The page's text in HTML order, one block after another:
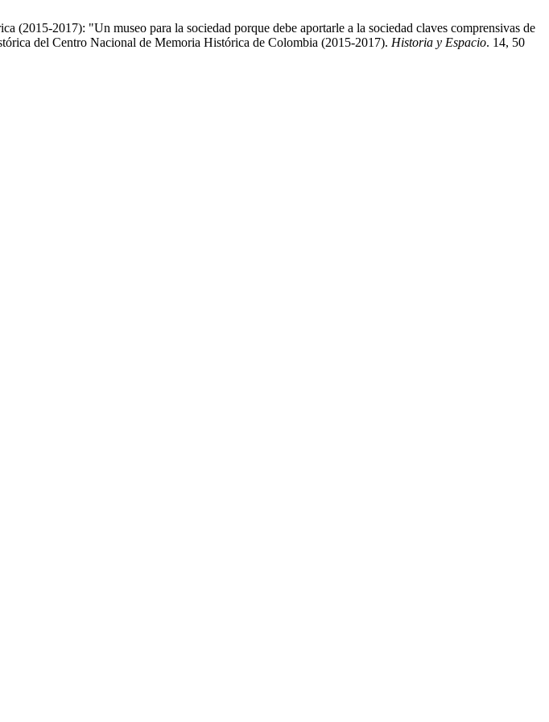
2017): "Un museo para la sociedad porque debe aportarle a la sociedad claves comprensivas de
del Centro Nacional de Memoria Histórica de Colombia (2015-2017). Historia y Espacio. 14, 50